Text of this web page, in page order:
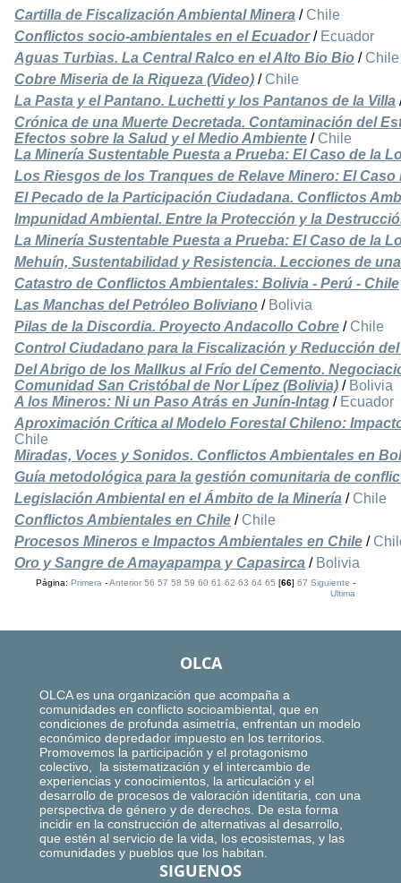
Cartilla de Fiscalización Ambiental Minera / Chile
Conflictos socio-ambientales en el Ecuador/ Ecuador
Aguas Turbias. La Central Ralco en el Alto Bio Bio / Chile
Cobre Miseria de la Riqueza (Video) / Chile
La Pasta y el Pantano. Luchetti y los Pantanos de la Villa
Crónica de una Muerte Decretada. Contaminación del
Efectos sobre la Salud y el Medio Ambiente / Chile
La Minería Sustentable Puesta a Prueba: El Caso de la
Los Riesgos de los Tranques de Relave Minero: El Caso
El Pecado de la Participación Ciudadana. Conflictos
Impunidad Ambiental. Entre la Protección y la
La Minería Sustentable Puesta a Prueba: El Caso de la
Mehuín, Sustentabilidad y Resistencia. Lecciones de
Catastro de Conflictos Ambientales: Bolivia - Perú - Chile
Las Manchas del Petróleo Boliviano / Bolivia
Pilas de la Discordia. Proyecto Andacollo Cobre / Chile
Control Ciudadano para la Fiscalización y Reducción
Del Abrigo de los Mallkus al Frío del Cemento.
Comunidad San Cristóbal de Nor Lípez (Bolivia) / Bolivia
A los Mineros: Ni un Paso Atrás en Junín-Intag / Ecuador
Aproximación Crítica al Modelo Forestal Chileno:
Chile
Miradas, Voces y Sonidos. Conflictos Ambientales en
Guía metodológica para la gestión comunitaria de
Legislación Ambiental en el Ámbito de la Minería / Chile
Conflictos Ambientales en Chile / Chile
Procesos Mineros e Impactos Ambientales en Chile /
Oro y Sangre de Amayapampa y Capasirca / Bolivia
Página:Primera -Anterior 56 57 58 59 60 61 62 63 64 65 [66]67 Siguiente -
Ultima
OLCA
OLCA es una organización que acompaña a
comunidades en conflicto socioambiental, que en
condiciones de profunda asimetría, enfrentan un modelo
económico depredador impuesto en los territorios.
Promovemos la participación y el protagonismo
colectivo, la sistematización y el intercambio de
experiencias y conocimientos, la articulación y el
desarrollo de procesos de valoración identitaria, con una
perspectiva de género y de derechos. De esta forma
incidir en la construcción de alternativas al desarrollo,
que estén al servicio de la vida, los ecosistemas, y las
comunidades y pueblos que los habitan.
SIGUENOS